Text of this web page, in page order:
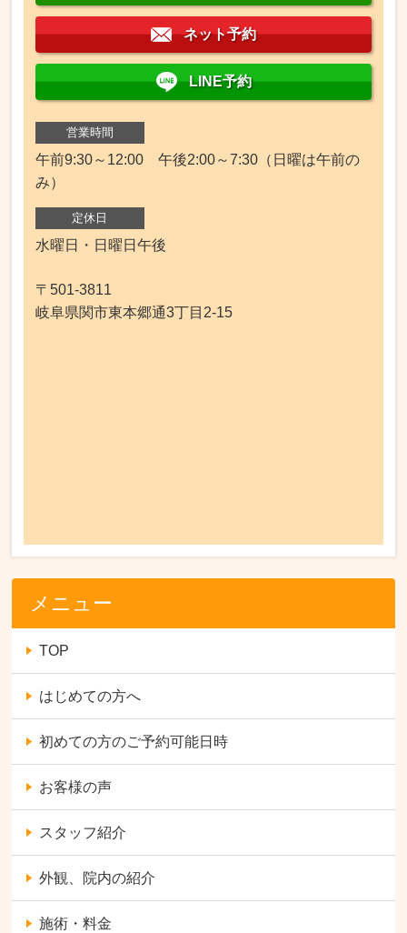
ネット予約
LINE予約
営業時間
午前9:30～12:00 午後2:00～7:30（日曜は午前の
み）
定休日
水曜日・日曜日午後
〒501-3811
岐阜県関市東本郷通3丁目2-15
メニュー
TOP
はじめての方へ
初めての方のご予約可能日時
お客様の声
スタッフ紹介
外観、院内の紹介
施術・料金